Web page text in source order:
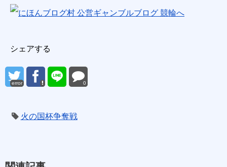
シェアする
error 0
火の国杯争奪戦